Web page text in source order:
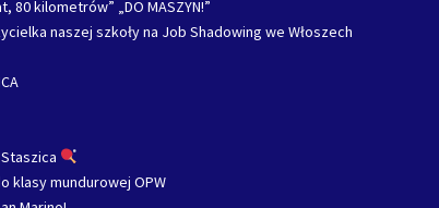
80 kilometrów” „DO MASZYN!”
naszej szkoły na Job Shadowing we Włoszech
klasy mundurowej OPW